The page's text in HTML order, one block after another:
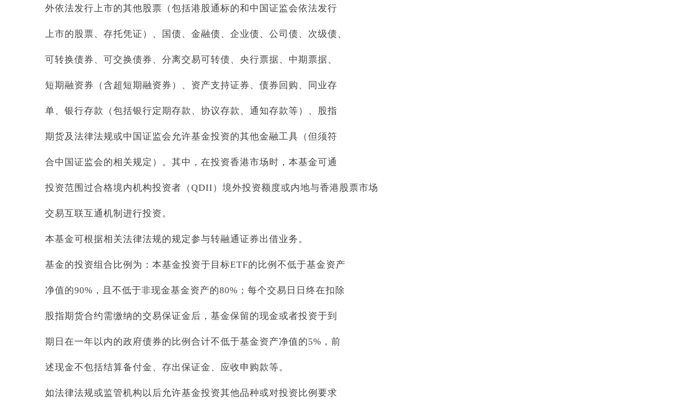
外依法发行上市的其他股票（包括港股通标的和中国证监会依法发行
上市的股票、存托凭证）、国债、金融债、企业债、公司债、次级债、
可转换债券、可交换债券、分离交易可转债、央行票据、中期票据、
短期融资券（含超短期融资券）、资产支持证券、债券回购、同业存
单、银行存款（包括银行定期存款、协议存款、通知存款等）、股指
期货及法律法规或中国证监会允许基金投资的其他金融工具（但须符
合中国证监会的相关规定）。其中，在投资香港市场时，本基金可通
投资范围过合格境内机构投资者（QDII）境外投资额度或内地与香港股票市场
交易互联互通机制进行投资。
本基金可根据相关法律法规的规定参与转融通证券出借业务。
基金的投资组合比例为：本基金投资于目标ETF的比例不低于基金资产
净值的90%，且不低于非现金基金资产的80%；每个交易日日终在扣除
股指期货合约需缴纳的交易保证金后，基金保留的现金或者投资于到
期日在一年以内的政府债券的比例合计不低于基金资产净值的5%，前
述现金不包括结算备付金、存出保证金、应收申购款等。
如法律法规或监管机构以后允许基金投资其他品种或对投资比例要求